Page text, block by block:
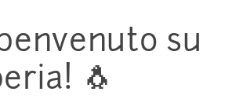
su
🐧